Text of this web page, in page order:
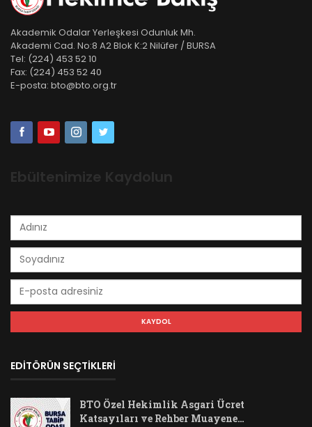
Akademik Odalar Yerleşkesi Odunluk Mh.
Akademi Cad. No:8 A2 Blok K:2 Nilüfer / BURSA
Tel: (224) 453 52 10
Fax: (224) 453 52 40
E-posta: bto@bto.org.tr
Ebültenimize Kaydolun
EDİTÖRÜN SEÇTİKLERİ
BTO Özel Hekimlik Asgari Ücret
Katsayıları ve Rehber Muayene…